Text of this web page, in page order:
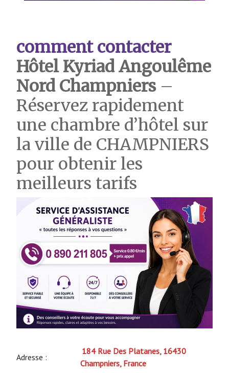
comment contacter
Hôtel Kyriad Angoulême
Nord Champniers–
Réservez rapidement
une chambre d’hôtel sur
la ville de CHAMPNIERS
pour obtenir les
meilleurs tarifs
Adresse :
184 Rue Des Platanes, 16430
Champniers, France